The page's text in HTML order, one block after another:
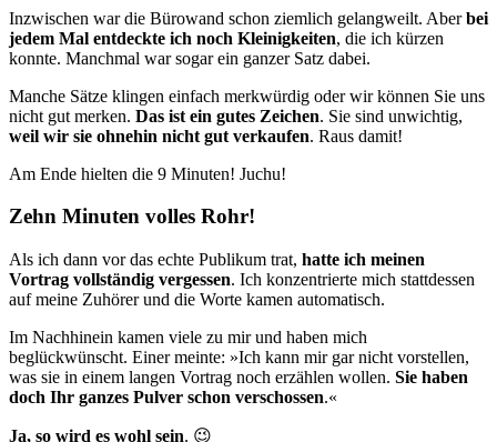
Inzwischen war die Bürowand schon ziemlich gelangweilt. Aberbei
jedem Mal entdeckte ich noch Kleinigkeiten, die ich kürzen
konnte. Manchmal war sogar ein ganzer Satz dabei.
Manche Sätze klingen einfach merkwürdig oder wir können Sie uns
nicht gut merken. Das ist ein gutes Zeichen. Sie sind unwichtig,
weil wir sie ohnehin nicht gut verkaufen. Raus damit!
Am Ende hielten die 9 Minuten! Juchu!
Zehn Minuten volles Rohr!
Als ich dann vor das echte Publikum trat, hatte ich meinen
Vortrag vollständig vergessen. Ich konzentrierte mich stattdessen
auf meine Zuhörer und die Worte kamen automatisch.
Im Nachhinein kamen viele zu mir und haben mich
beglückwünscht. Einer meinte: »Ich kann mir gar nicht vorstellen,
was sie in einem langen Vortrag noch erzählen wollen. Sie haben
doch Ihr ganzes Pulver schon verschossen.«
Ja, so wird es wohl sein. 😉